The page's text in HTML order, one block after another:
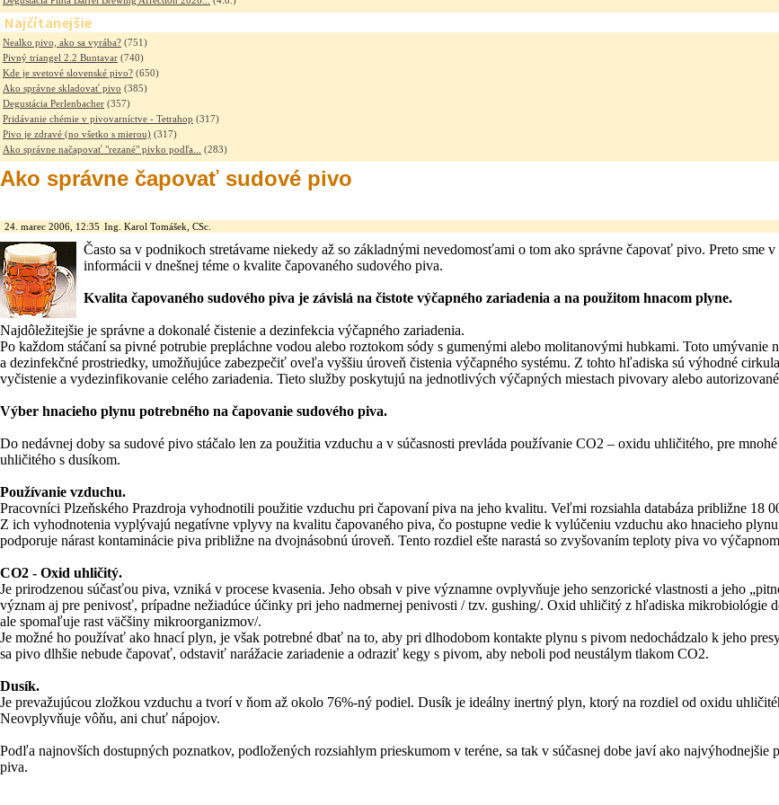
Najčítanejšie
Nealko pivo, ako sa vyrába? (751)
Pivný triangel 2.2 Buntavar (740)
Kde je svetové slovenské pivo? (650)
Ako správne skladovať pivo (385)
Degustácia Perlenbacher (357)
Pridávanie chémie v pivovarníctve - Tetrahop (317)
Pivo je zdravé (no všetko s mierou) (317)
Ako správne načapovať "rezané" pivko podľa...
(283)
Ako správne čapovať sudové pivo
24. marec 2006, 12:35 Ing. Karol Tomášek, CSc.
Často sa v podnikoch stretávame niekedy až so základnými nevedomosťami o tom ako správne čapovať pivo. Preto
informácii v dnešnej téme o kvalite čapovaného sudového piva.
Kvalita čapovaného sudového piva je závislá na čistote výčapného zariadenia a na použitom hnacom plyne.
Najdôležitejšie je správne a dokonalé čistenie a dezinfekcia výčapného zariadenia.
Po každom stáčaní sa pivné potrubie prepláchne vodou alebo roztokom sódy s gumenými alebo molitanovými hubkami. Toto umývanie
a dezinfekčné prostriedky, umožňujúce zabezpečiť oveľa vyššiu úroveň čistenia výčapného systému. Z tohto hľadiska sú výhodné
vyčistenie a vydezinfikovanie celého zariadenia. Tieto služby poskytujú na jednotlivých výčapných miestach pivovary alebo
Výber hnacieho plynu potrebného na čapovanie sudového piva.
Do nedávnej doby sa sudové pivo stáčalo len za použitia vzduchu a v súčasnosti prevláda používanie CO2 – oxidu uhličitého, pre
uhličitého s dusíkom.
Používanie vzduchu.
Pracovníci Plzeňského Prazdroja vyhodnotili použitie vzduchu pri čapovaní piva na jeho kvalitu. Veľmi rozsiahla databáza približne 18
Z ich vyhodnotenia vyplývajú negatívne vplyvy na kvalitu čapovaného piva, čo postupne vedie k vylúčeniu vzduchu ako hnacieho
podporuje nárast kontaminácie piva približne na dvojnásobnú úroveň. Tento rozdiel ešte narastá so zvyšovaním teploty piva vo
CO2 - Oxid uhličitý.
Je prirodzenou súčasťou piva, vzniká v procese kvasenia. Jeho obsah v pive významne ovplyvňuje jeho senzorické vlastnosti a jeho
význam aj pre penivosť, prípadne nežiadúce účinky pri jeho nadmernej penivosti / tzv. gushing/. Oxid uhličitý z hľadiska mikrobiológie
ale spomaľuje rast väčšiny mikroorganizmov/.
Je možné ho používať ako hnací plyn, je však potrebné dbať na to, aby pri dlhodobom kontakte plynu s pivom nedochádzalo k jeho
sa pivo dlhšie nebude čapovať, odstaviť narážacie zariadenie a odraziť kegy s pivom, aby neboli pod neustálym tlakom CO2.
Dusík.
Je prevažujúcou zložkou vzduchu a tvorí v ňom až okolo 76%-ný podiel. Dusík je ideálny inertný plyn, ktorý na rozdiel od oxidu
Neovplyvňuje vôňu, ani chuť nápojov.
Podľa najnovších dostupných poznatkov, podložených rozsiahlym prieskumom v teréne, sa tak v súčasnej dobe javí ako
piva.